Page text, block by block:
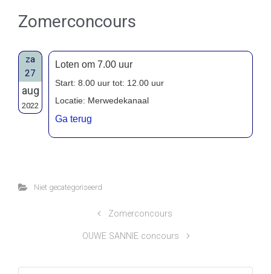
Zomerconcours
za
27
aug
2022
Loten om 7.00 uur
Start: 8.00 uur tot: 12.00 uur
Locatie: Merwedekanaal
Ga terug
Niet gecategoriseerd
Zomerconcours
OUWE SANNIE concours